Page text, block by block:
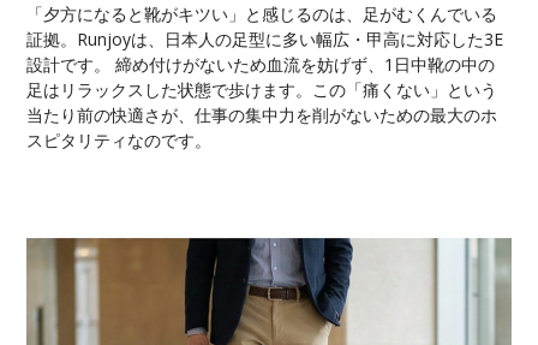
「夕方になると靴がキツい」と感じるのは、足がむくんでいる
証拠。Runjoyは、日本人の足型に多い幅広・甲高に対応した3E
設計です。 締め付けがないため血流を妨げず、1日中靴の中の
足はリラックスした状態で歩けます。この「痛くない」という
当たり前の快適さが、仕事の集中力を削がないための最大のホ
スピタリティなのです。